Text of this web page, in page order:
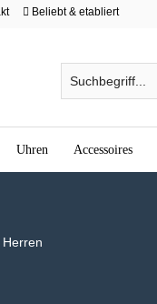
Beliebt & etabliert
Uhren Accessoires